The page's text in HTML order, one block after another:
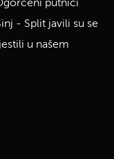
putnici
- Split javili su se
u našem